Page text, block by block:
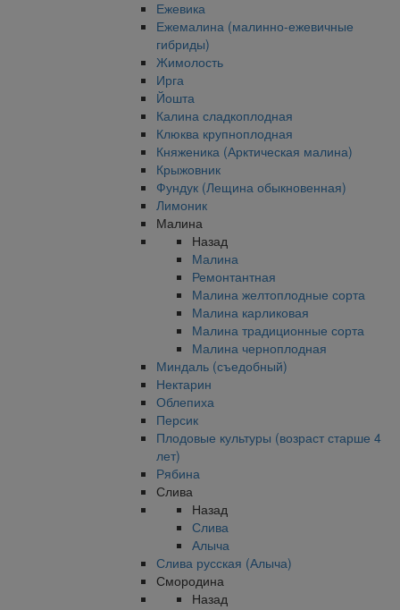
Ежевика
Ежемалина (малинно-ежевичные
гибриды)
Жимолость
Ирга
Йошта
Калина сладкоплодная
Клюква крупноплодная
Княженика (Арктическая малина)
Крыжовник
Фундук (Лещина обыкновенная)
Лимоник
Малина
Назад
Малина
Ремонтантная
Малина желтоплодные сорта
Малина карликовая
Малина традиционные сорта
Малина черноплодная
Миндаль (съедобный)
Нектарин
Облепиха
Персик
Плодовые культуры (возраст старше 4
лет)
Рябина
Слива
Назад
Слива
Алыча
Слива русская (Алыча)
Смородина
Назад